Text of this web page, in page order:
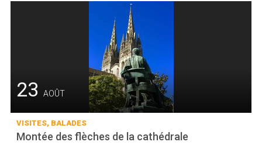
23 AOÛT
VISITES, BALADES
Montée des flèches de la cathédrale